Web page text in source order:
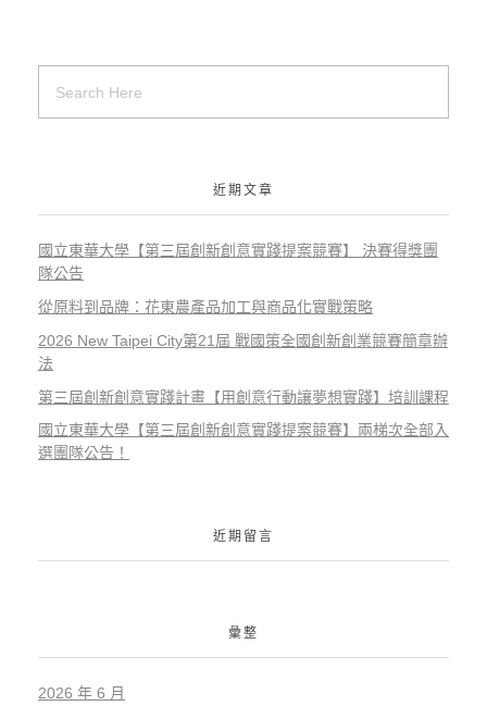
近期文章
國立東華大學【第三屆創新創意實踐提案競賽】 決賽得獎團
隊公告
從原料到品牌：花東農產品加工與商品化實戰策略
2026 New Taipei City第21屆 戰國策全國創新創業競賽簡章辦
法
第三屆創新創意實踐計畫【用創意行動讓夢想實踐】培訓課程
國立東華大學【第三屆創新創意實踐提案競賽】兩梯次全部入
選團隊公告！
近期留言
彙整
2026 年 6 月